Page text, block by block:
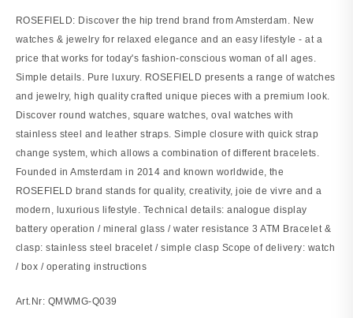
ROSEFIELD: Discover the hip trend brand from Amsterdam. New
watches & jewelry for relaxed elegance and an easy lifestyle - at a
price that works for today's fashion-conscious woman of all ages.
Simple details. Pure luxury. ROSEFIELD presents a range of watches
and jewelry, high quality crafted unique pieces with a premium look.
Discover round watches, square watches, oval watches with
stainless steel and leather straps. Simple closure with quick strap
change system, which allows a combination of different bracelets.
Founded in Amsterdam in 2014 and known worldwide, the
ROSEFIELD brand stands for quality, creativity, joie de vivre and a
modern, luxurious lifestyle. Technical details: analogue display
battery operation / mineral glass / water resistance 3 ATM Bracelet &
clasp: stainless steel bracelet / simple clasp Scope of delivery: watch
/ box / operating instructions
Art.Nr: QMWMG-Q039